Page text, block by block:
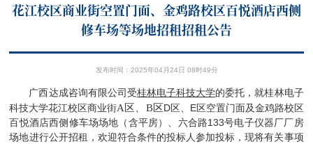
花江校区商业街空置门面、金鸡路校区百悦酒店西侧
修车场等场地招租招租公告
发布时间：2025年04月24日 08时49分
广西达成咨询有限公司 受桂林电子科技大学的委托，就桂林电子
科技大学花江校区商业街A区、 B区D区、 E区空置门面及金鸡路校区
百悦酒店西侧修车场场地（含平房）、六合路133号电子仪器厂厂房
场地进行公开招租，欢迎符合条件的投标人参加投标，现将有关事项